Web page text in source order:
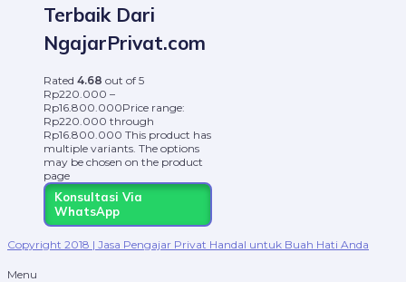
Terbaik Dari
NgajarPrivat.com
Rated 4.68 out of 5
Rp220.000 –
Rp16.800.000Price range:
Rp220.000 through
Rp16.800.000 This product has
multiple variants. The options
may be chosen on the product
page
Konsultasi Via
WhatsApp
Copyright 2018 | Jasa Pengajar Privat Handal untuk Buah Hati Anda
Menu